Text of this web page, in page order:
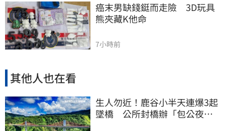
癌末男缺錢鋌而走險　3D玩具
熊夾藏K他命
7小時前
其他人也在看
生人勿近！鹿谷小半天連爆3起
墜橋 公所封橋辦「包公夜